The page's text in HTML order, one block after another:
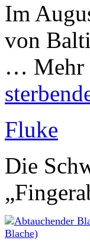
Im
von
… Mehr
Fluke
Die